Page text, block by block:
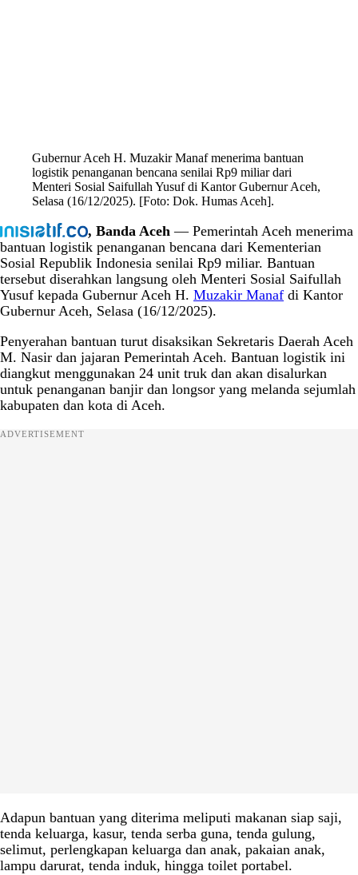
Gubernur Aceh H. Muzakir Manaf menerima bantuan
logistik penanganan bencana senilai Rp9 miliar dari
Menteri Sosial Saifullah Yusuf di Kantor Gubernur Aceh,
Selasa (16/12/2025). [Foto: Dok. Humas Aceh].
, Banda Aceh— Pemerintah Aceh menerima
bantuan logistik penanganan bencana dari Kementerian
Sosial Republik Indonesia senilai Rp9 miliar. Bantuan
tersebut diserahkan langsung oleh Menteri Sosial Saifullah
Yusuf kepada Gubernur Aceh H. Muzakir Manaf di Kantor
Gubernur Aceh, Selasa (16/12/2025).
Penyerahan bantuan turut disaksikan Sekretaris Daerah Aceh
M. Nasir dan jajaran Pemerintah Aceh. Bantuan logistik ini
diangkut menggunakan 24 unit truk dan akan disalurkan
untuk penanganan banjir dan longsor yang melanda sejumlah
kabupaten dan kota di Aceh.
ADVERTISEMENT
Adapun bantuan yang diterima meliputi makanan siap saji,
tenda keluarga, kasur, tenda serba guna, tenda gulung,
selimut, perlengkapan keluarga dan anak, pakaian anak,
lampu darurat, tenda induk, hingga toilet portabel.